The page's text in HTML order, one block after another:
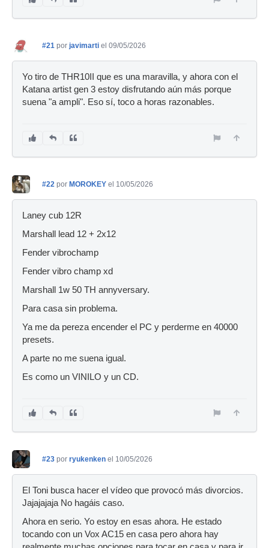
#21 por javimarti el 09/05/2026
Yo tiro de THR10II que es una maravilla, y ahora con el
Katana artist gen 3 estoy disfrutando aún más porque
suena "a ampli". Eso sí, toco a horas razonables.
#22 por MOROKEY el 10/05/2026
Laney cub 12R
Marshall lead 12 + 2x12
Fender vibrochamp
Fender vibro champ xd
Marshall 1w 50 TH annyversary.
Para casa sin problema.
Ya me da pereza encender el PC y perderme en 40000
presets.
A parte no me suena igual.
Es como un VINILO y un CD.
#23 por ryukenken el 10/05/2026
El Toni busca hacer el vídeo que provocó más divorcios.
Jajajajaja No hagáis caso.
Ahora en serio. Yo estoy en esas ahora. He estado
tocando con un Vox AC15 en casa pero ahora hay